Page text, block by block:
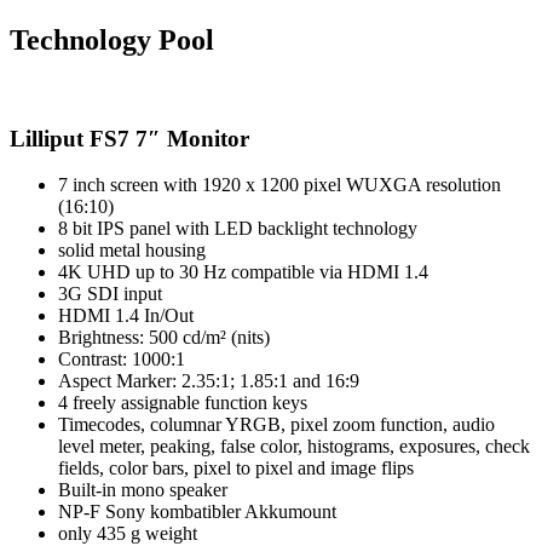
Technology Pool
Lilliput FS7 7″ Monitor
7 inch screen with 1920 x 1200 pixel WUXGA resolution
(16:10)
8 bit IPS panel with LED backlight technology
solid metal housing
4K UHD up to 30 Hz compatible via HDMI 1.4
3G SDI input
HDMI 1.4 In/Out
Brightness: 500 cd/m² (nits)
Contrast: 1000:1
Aspect Marker: 2.35:1; 1.85:1 and 16:9
4 freely assignable function keys
Timecodes, columnar YRGB, pixel zoom function, audio
level meter, peaking, false color, histograms, exposures, check
fields, color bars, pixel to pixel and image flips
Built-in mono speaker
NP-F Sony kombatibler Akkumount
only 435 g weight